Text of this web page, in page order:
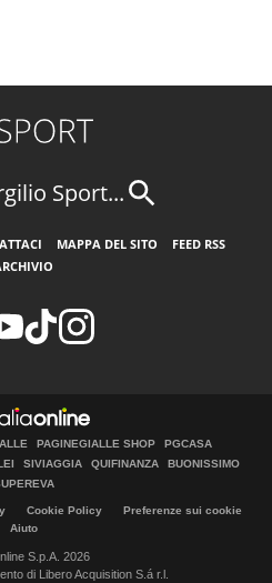
Sport...
MAPPA DEL SITO
FEED RSS
PAGINEGIALLE SHOP
PGCASA
SIVIAGGIA QUIFINANZA
BUONISSIMO
Cookie Policy
Preferenze sui cookie
Aiuto
S.p.A. 2026
di Libero Acquisition S.á r.l.